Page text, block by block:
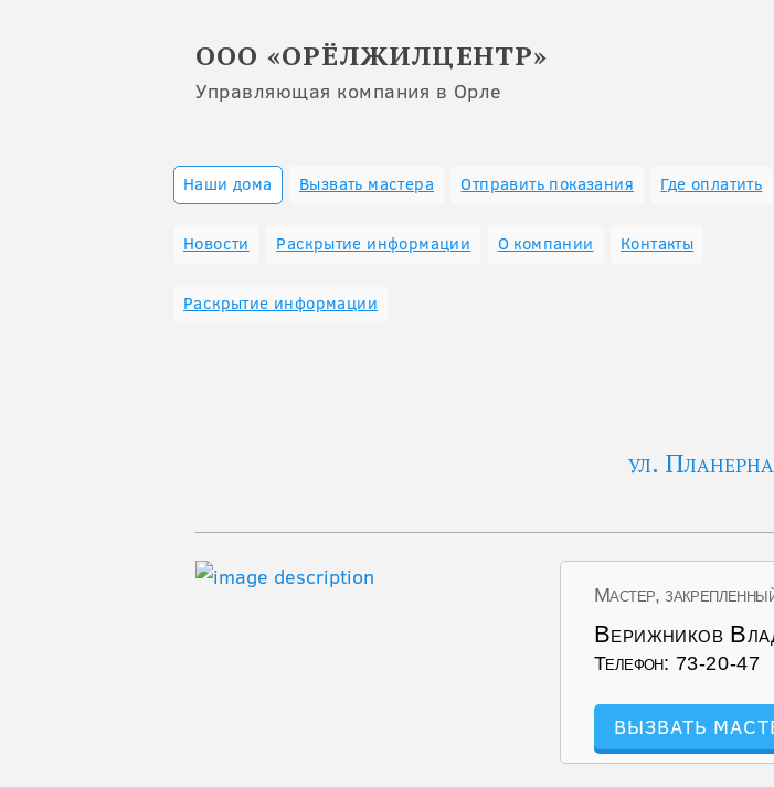
ООО «ОРЁЛЖИЛЦЕНТР»
Управляющая компания в Орле
Наши дома Вызвать мастера Отправить показания Где оплатить
Новости Раскрытие информации О компании Контакты
Раскрытие информации
ул.
Мастер,
Верижников
Телефон: 73-20-47
ВЫЗВАТЬ